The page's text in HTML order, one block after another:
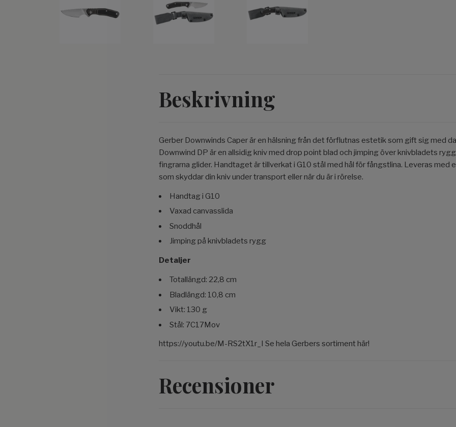
Beskrivning
Gerber Downwinds Caper är en hälsning från det förflutnas estetik som gift sig med
Downwind DP är en allsidig kniv med drop point blad och jimping över knivbladets
fingrarna glider. Handtaget är tillverkat i G10 stål med hål för fångstlina. Leveras med
som skyddar din kniv under transport eller när du är i rörelse.
Handtag i G10
Vaxad canvasslida
Snoddhål
Jimping på knivbladets rygg
Detaljer
Totallängd: 22,8 cm
Bladlängd: 10,8 cm
Vikt: 130 g
Stål: 7C17Mov
https://youtu.be/M-RS2tX1r_I Se hela Gerbers sortiment här!
Recensioner